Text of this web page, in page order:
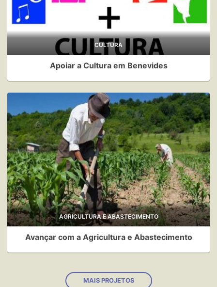
CULTURA
Apoiar a Cultura em Benevides
AGRICULTURA E ABASTECIMENTO
Avançar com a Agricultura e Abastecimento
MAIS PROJETOS